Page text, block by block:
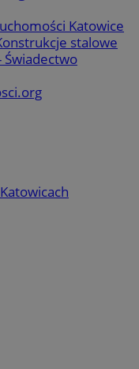
Katowice
stalowe